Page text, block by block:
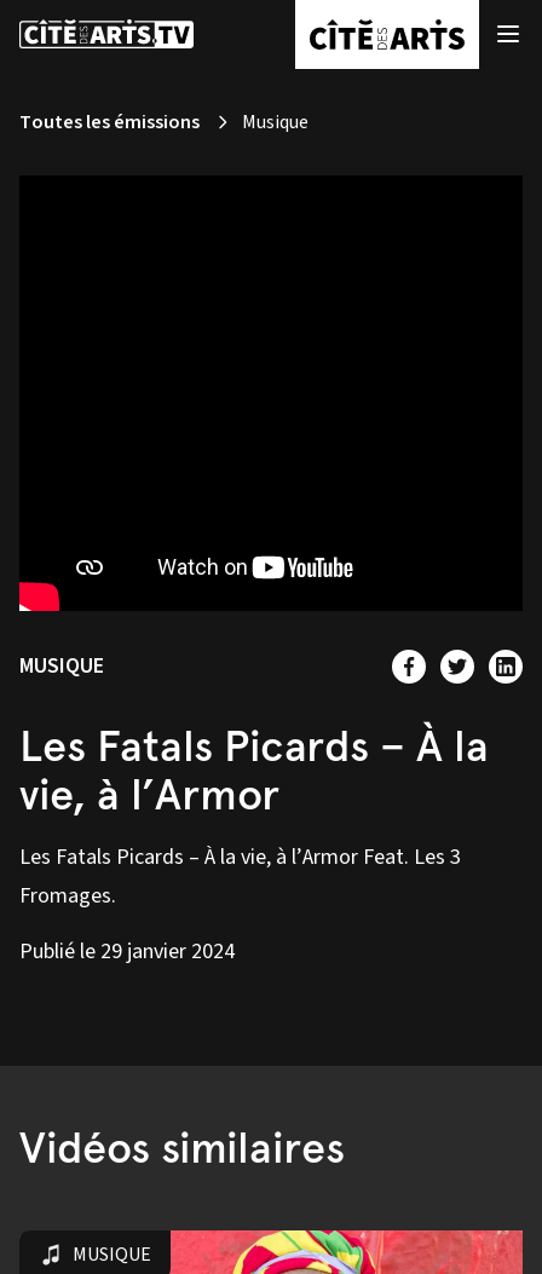
Toutes les émissions Musique
MUSIQUE
Les Fatals Picards – À la
vie, à l’Armor
Les Fatals Picards – À la vie, à l’Armor Feat. Les 3
Fromages.
Publié le 29 janvier 2024
Vidéos similaires
MUSIQUE